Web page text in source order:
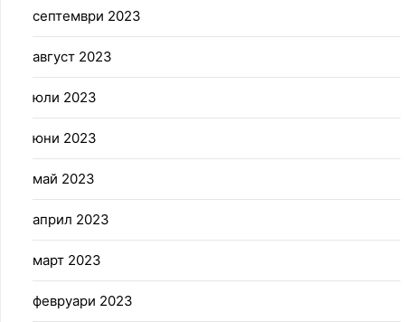
септември 2023
август 2023
юли 2023
юни 2023
май 2023
април 2023
март 2023
февруари 2023